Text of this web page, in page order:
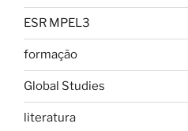
ESR MPEL3
formação
Global Studies
literatura